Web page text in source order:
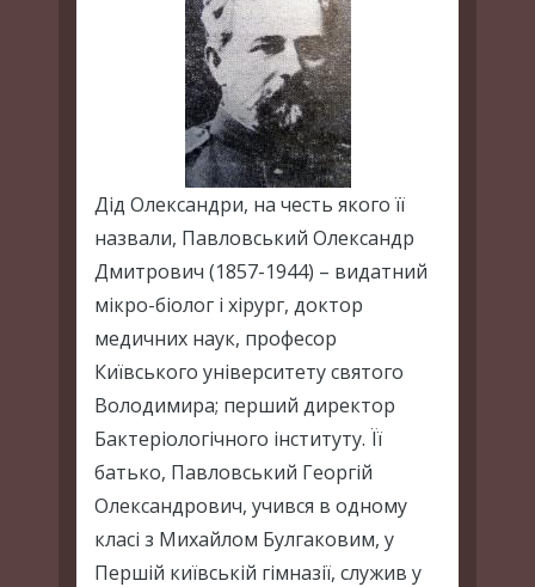
Дід Олександри, на честь якого її
назвали, Павловський Олександр
Дмитрович (1857-1944) – видатний
мікро-біолог і хірург, доктор
медичних наук, професор
Київського університету святого
Володимира; перший директор
Бактеріологічного інституту. Її
батько, Павловський Георгій
Олександрович, учився в одному
класі з Михайлом Булгаковим, у
Першій київській гімназії, служив у